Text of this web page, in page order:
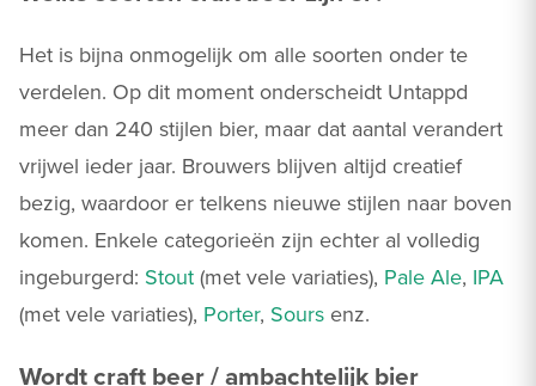
Het is bijna onmogelijk om alle soorten onder te
verdelen. Op dit moment onderscheidt Untappd
meer dan 240 stijlen bier, maar dat aantal verandert
vrijwel ieder jaar. Brouwers blijven altijd creatief
bezig, waardoor er telkens nieuwe stijlen naar boven
komen. Enkele categorieën zijn echter al volledig
ingeburgerd: Stout (met vele variaties), Pale Ale, IPA
(met vele variaties), Porter, Sours enz.
Wordt craft beer / ambachtelijk bier